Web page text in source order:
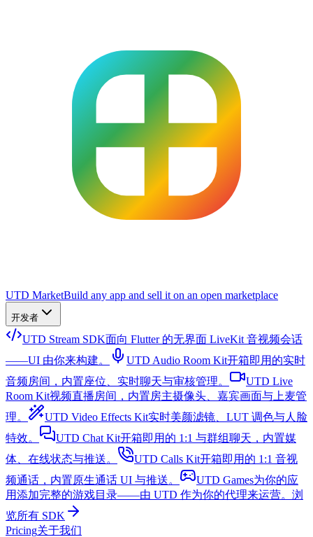
UTD MarketBuild any app and sell it on an open marketplace
开发者
UTD Stream SDK面向 Flutter 的无界面 LiveKit 音视频会话
——UI 由你来构建。
UTD Audio Room Kit开箱即用的实时
音频房间，内置座位、实时聊天与审核管理。
UTD Live
Room Kit视频直播房间，内置房主摄像头、嘉宾画面与上麦管
理。
UTD Video Effects Kit实时美颜滤镜、LUT 调色与人脸
特效。
UTD Chat Kit开箱即用的 1:1 与群组聊天，内置媒
体、在线状态与推送。
UTD Calls Kit开箱即用的 1:1 音视
频通话，内置原生通话 UI 与推送。
UTD Games为你的应
用添加完整的游戏目录——由 UTD 作为你的代理来运营。 浏
览所有 SDK
Pricing关于我们